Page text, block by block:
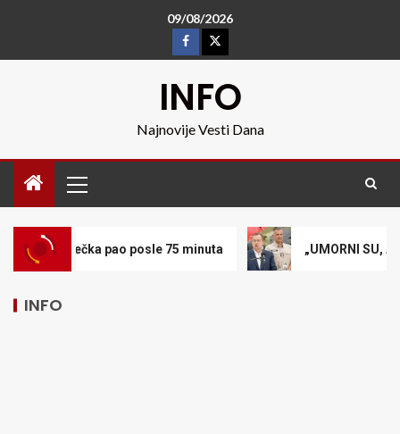
09/08/2026
INFO
Najnovije Vesti Dana
pao posle 75 minuta „UMORNI SU, ALI NEĆE STATI
INFO